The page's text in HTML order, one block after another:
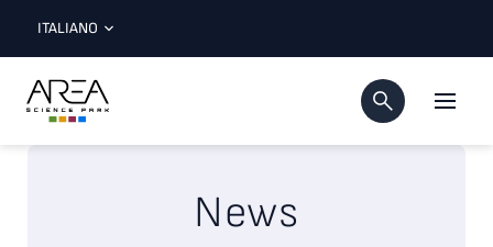
ITALIANO
News